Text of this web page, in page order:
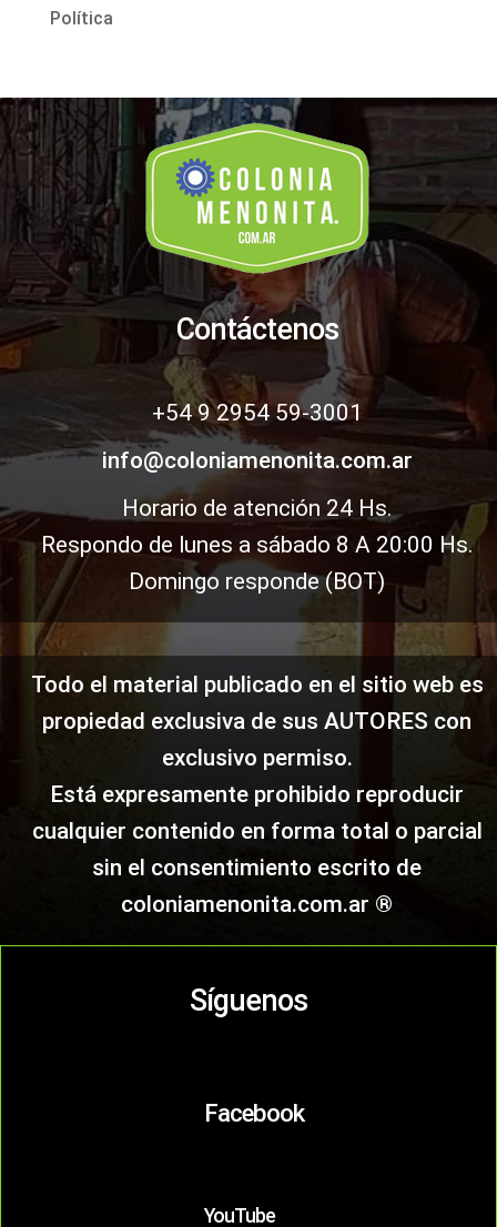
Política
Contáctenos
+54 9 2954 59-3001
info@coloniamenonita.com.ar
Horario de atención 24 Hs.
Respondo de lunes a sábado 8 A 20:00 Hs.
Domingo responde (BOT)
Todo el material publicado en el sitio web es
propiedad exclusiva de sus AUTORES con
exclusivo permiso.
Está expresamente prohibido reproducir
cualquier contenido en forma total o parcial
sin el consentimiento escrito de
coloniamenonita.com.ar ®
Síguenos
Facebook
YouTube